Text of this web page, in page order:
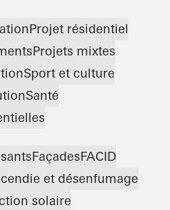
Projet résidentiel
Projets mixtes
Sport et culture
Santé
FaçadesFACID
et désenfumage
solaire